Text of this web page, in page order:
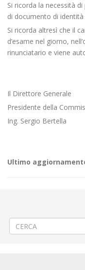
Si ricorda la necessità
di documento di
Si ricorda altresì che il
d’esame nel giorno,
rinunciatario e viene
Il Direttore Generale
Presidente della
Ing. Sergio Bertella
Ultimo